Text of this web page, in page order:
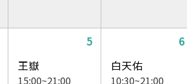
5
王嶽
15:00~21:00
6
白天佑
10:30~21:00